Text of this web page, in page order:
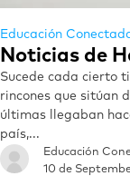
Educación
Noticias de
Sucede cada cierto
rincones que sitúan
últimas llegaban
país,...
Educación
10 de